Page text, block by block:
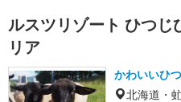
ルスツリゾート ひつ
リア
かわいいひ
北海道・